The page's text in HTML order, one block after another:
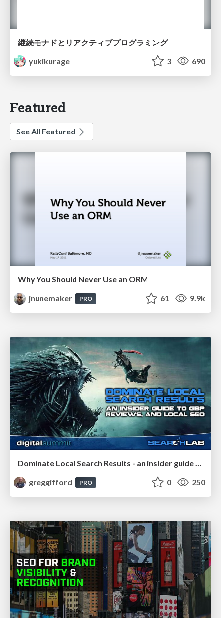
継続モナドとリアクティブプログラミング
yukikurage
3 690
Featured
See All Featured
Why You Should Never Use an ORM
jnunemaker
PRO 61 9.9k
Dominate Local Search Results - an insider guide to GBP, reviews, and Local SEO
greggifford
PRO 0 250